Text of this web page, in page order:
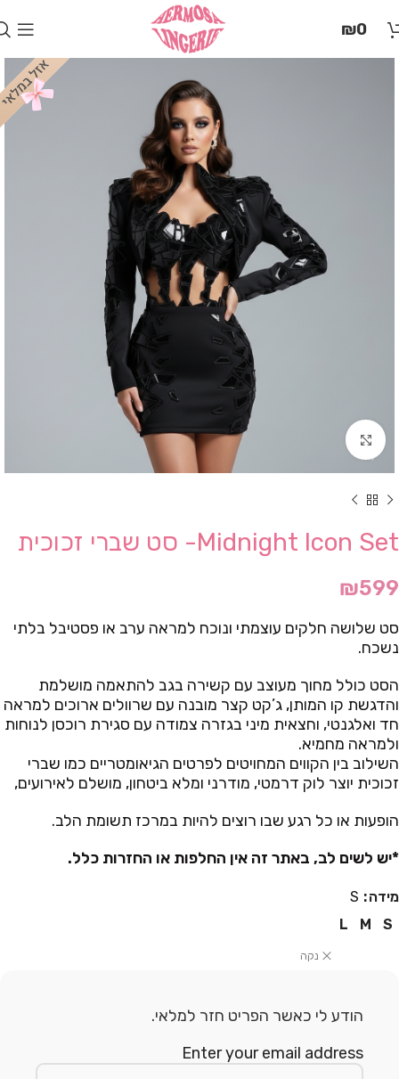
זֶה
₪0
Click to enlarge
Midnight Icon Set- סט שברי זכוכית
₪599
סט שלושה חלקים עוצמתי ונוכח למראה ערב או פסטיבל בלתי
נשכח.
הסט כולל מחוך מעוצב עם קשירה בגב להתאמה מושלמת
והדגשת קו המותן, ג’קט קצר מובנה עם שרוולים ארוכים למראה
חד ואלגנטי, וחצאית מיני בגזרה צמודה עם סגירת רוכסן לנוחות
ולמראה מחמיא.
השילוב בין הקווים המחויטים לפרטים הגיאומטריים כמו שברי
זכוכית יוצר לוק דרמטי, מודרני ומלא ביטחון, מושלם לאירועים,
הופעות או כל רגע שבו רוצים להיות במרכז תשומת הלב.
*יש לשים לב, באתר זה אין החלפות או החזרות כלל.
מידה
S
S
M
L
נקה
הודע לי כאשר הפריט חזר למלאי.
Enter your email address